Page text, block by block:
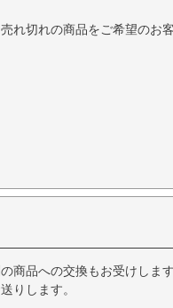
れ切れの商品をご希望のお
商品への交換もお受けしま
りします。